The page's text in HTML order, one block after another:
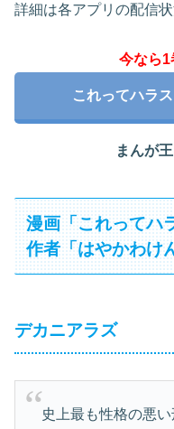
詳細は各アプリの配信
今なら1
これってハラ
まんが
漫画「これってハ
作者「はやかわけ
デカニアラズ
史上最も性格の悪い